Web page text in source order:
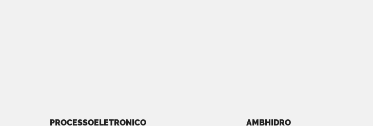
PROCESSOELETRONICO AMBHIDRO